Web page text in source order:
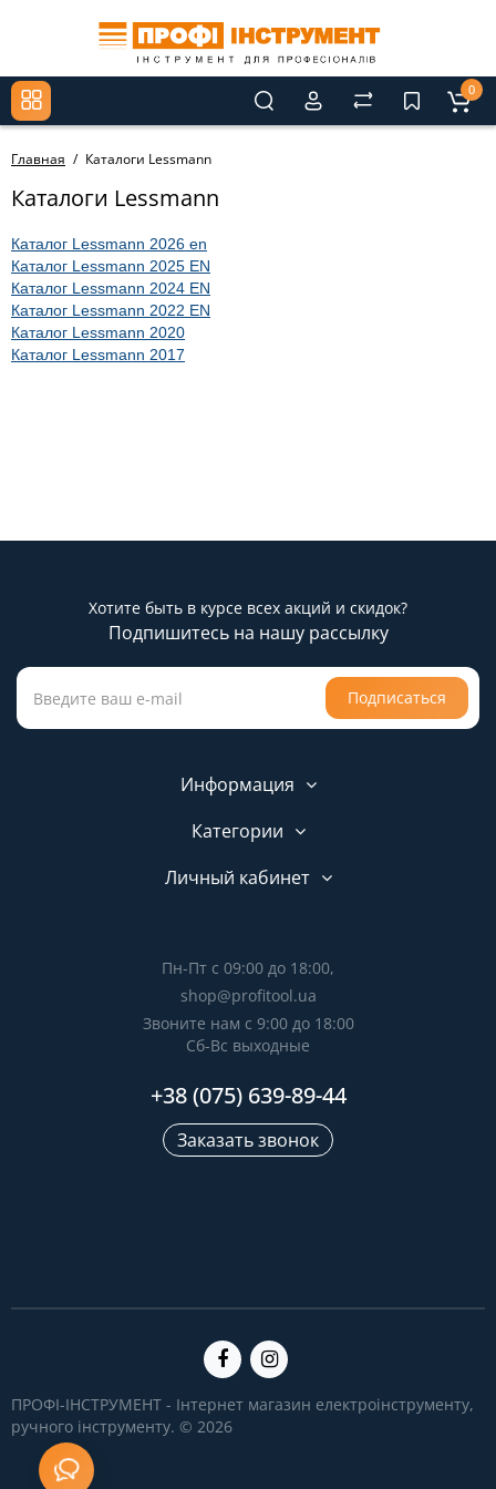
0
Главная Каталоги Lessmann
Каталоги Lessmann
Каталог Lessmann 2026 en
Каталог Lessmann 2025 EN
Каталог Lessmann 2024 EN
Каталог Lessmann 2022 EN
Каталог Lessmann 2020
Каталог Lessmann 2017
Хотите быть в курсе всех акций и скидок?
Подпишитесь на нашу рассылку
Подписаться
Информация
Категории
Личный кабинет
Пн-Пт с 09:00 до 18:00,
shop@profitool.ua
Звоните нам с 9:00 до 18:00
Сб-Вс выходные
+38 (075) 639-89-44
Заказать звонок
ПРОФІ-ІНСТРУМЕНТ - Інтернет магазин електроінструменту,
ручного інструменту. © 2026